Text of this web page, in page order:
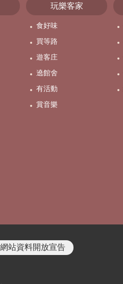
玩樂客家
食好味
買等路
遊客庄
遶館舍
有活動
賞音樂
站資料開放宣告